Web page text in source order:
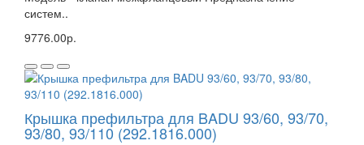
систем..
9776.00р.
Крышка префильтра для BADU 93/60, 93/70,
93/80, 93/110 (292.1816.000)